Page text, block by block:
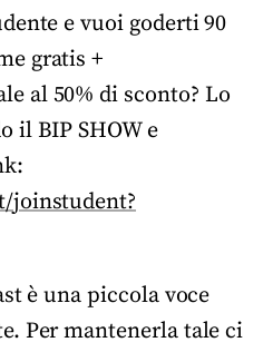
e vuoi goderti 90
gratis +
al 50% di sconto? Lo
il BIP SHOW e
joinstudent?
è una piccola voce
Per mantenerla tale ci